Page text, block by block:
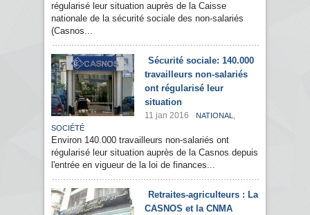
régularisé leur situation auprès de la Caisse
nationale de la sécurité sociale des non-salariés
(Casnos...
Sécurité sociale: 140.000
travailleurs non-salariés
ont régularisé leur
situation
11 jan 2016 NATIONAL ,
SOCIÉTÉ
Environ 140.000 travailleurs non-salariés ont
régularisé leur situation auprès de la Casnos depuis
l'entrée en vigueur de la loi de finances...
Retraites-agriculteurs : La
CASNOS et la CNMA